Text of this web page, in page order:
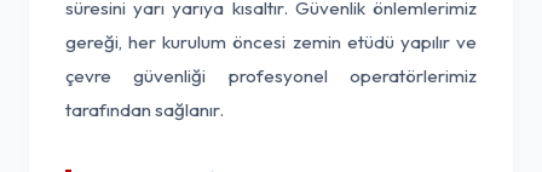
süresini yarı yarıya kısaltır. Güvenlik önlemlerimiz
gereği, her kurulum öncesi zemin etüdü yapılır ve
çevre güvenliği profesyonel operatörlerimiz
tarafından sağlanır.